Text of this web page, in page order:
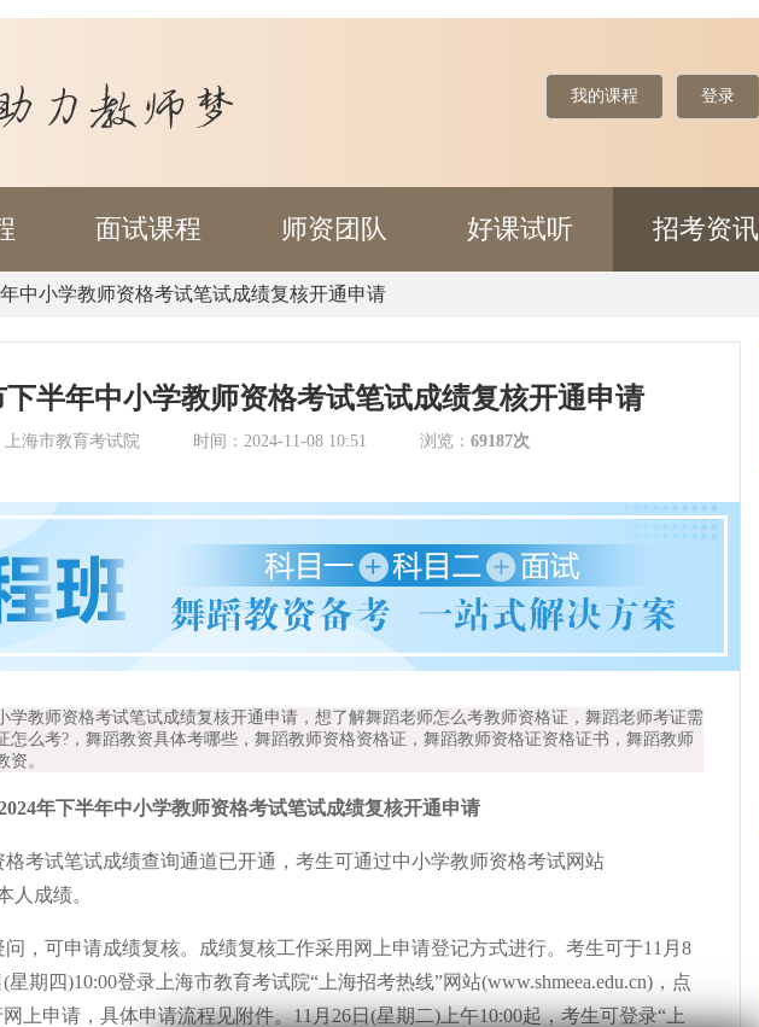
我的课程 登录
面试课程 师资团队 好课试听 招考资讯
中小学教师资格考试笔试成绩复核开通申请
下半年中小学教师资格考试笔试成绩复核开通申请
上海市教育考试院 时间：2024-11-08 10:51 浏览： 69187次
学教师资格考试笔试成绩复核开通申请，想了解舞蹈老师怎么考教师资格证，舞蹈老师考证需
怎么考?，舞蹈教资具体考哪些，舞蹈教师资格资格证，舞蹈教师资格证资格证书，舞蹈教师
。
年下半年中小学教师资格考试笔试成绩复核开通申请
格考试笔试成绩查询通道已开通，考生可通过中小学教师资格考试网站
人成绩。
，可申请成绩复核。成绩复核工作采用网上申请登记方式进行。考生可于11月8
星期四)10:00登录上海市教育考试院“上海招考热线”网站(www.shmeea.edu.cn)，点
上申请，具体申请流程见附件。11月26日(星期二)上午10:00起，考生可登录“上